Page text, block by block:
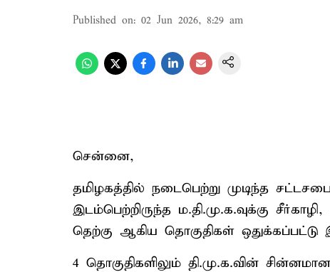
Published on: 02 Jun 2026, 8:29 am
சென்னை,
தமிழகத்தில் நடைபெற்று முடிந்த
இடம்பெற்றிருந்த ம.தி.மு.க.வுக்கு
தெற்கு ஆகிய தொகுதிகள் ஒதுக்கப்பட்டு
4 தொகுதிகளிலும் தி.மு.க.வின்